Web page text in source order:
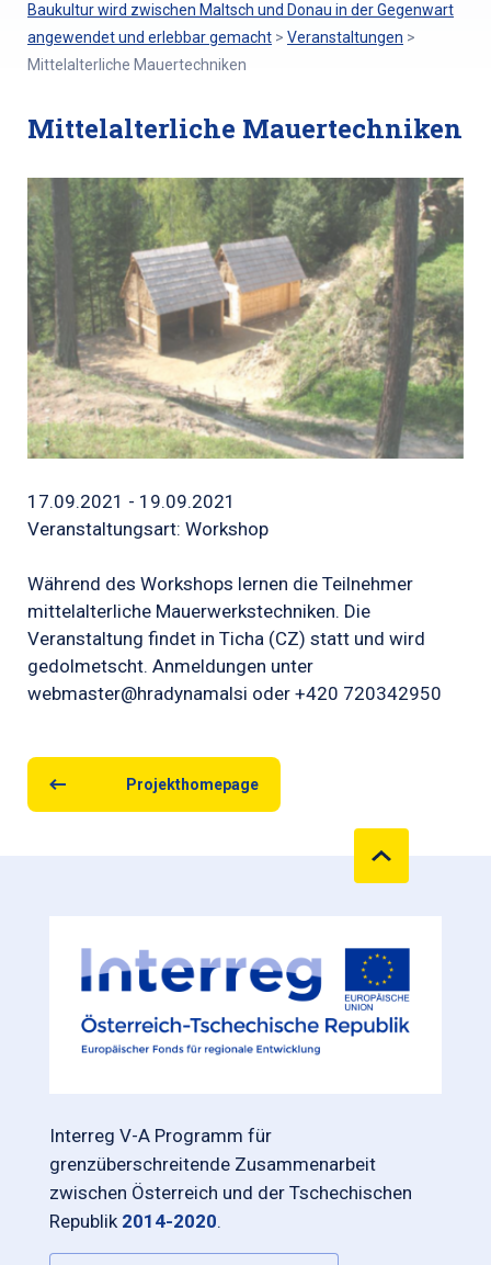
Baukultur wird zwischen Maltsch und Donau in der Gegenwart
angewendet und erlebbar gemacht > Veranstaltungen >
Mittelalterliche Mauertechniken
Mittelalterliche Mauertechniken
17.09.2021 - 19.09.2021
Veranstaltungsart: Workshop
Während des Workshops lernen die Teilnehmer
mittelalterliche Mauerwerkstechniken. Die
Veranstaltung findet in Ticha (CZ) statt und wird
gedolmetscht. Anmeldungen unter
webmaster@hradynamalsi oder +420 720342950
Projekthomepage
Interreg V-A Programm für
grenzüberschreitende Zusammenarbeit
zwischen Österreich und der Tschechischen
Republik 2014-2020.